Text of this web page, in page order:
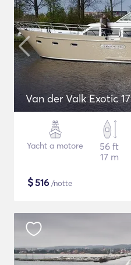
Van der Valk Exotic 17
Yacht a motore
56 ft
17 m
$516 /notte